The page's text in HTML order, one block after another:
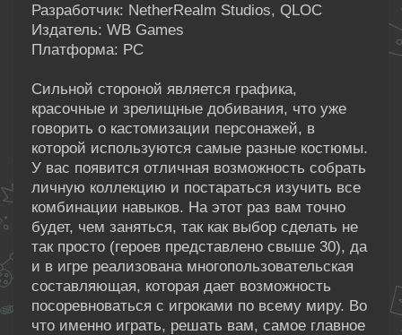
Разработчик: NetherRealm Studios, QLOC
Издатель: WB Games
Платформа: PC
Сильной стороной является графика,
красочные и зрелищные добивания, что уже
говорить о кастомизации персонажей, в
которой используются самые разные костюмы.
У вас появится отличная возможность собрать
личную коллекцию и постараться изучить все
комбинации навыков. На этот раз вам точно
будет, чем заняться, так как выбор сделать не
так просто (героев представлено свыше 30), да
и в игре реализована многопользовательская
составляющая, которая дает возможность
посоревноваться с игроками по всему миру. Во
что именно играть, решать вам, самое главное